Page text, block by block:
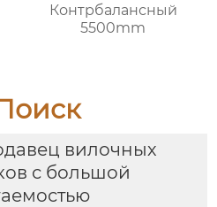
Контрбалансный
5500mm
вилочных
с большой